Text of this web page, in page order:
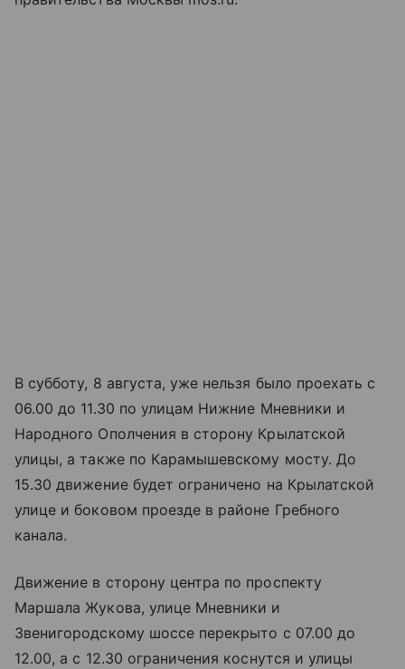
В субботу, 8 августа, уже нельзя было проехать с
06.00 до 11.30 по улицам Нижние Мневники и
Народного Ополчения в сторону Крылатской
улицы, а также по Карамышевскому мосту. До
15.30 движение будет ограничено на Крылатской
улице и боковом проезде в районе Гребного
канала.
Движение в сторону центра по проспекту
Маршала Жукова, улице Мневники и
Звенигородскому шоссе перекрыто с 07.00 до
12.00, а с 12.30 ограничения коснутся и улицы